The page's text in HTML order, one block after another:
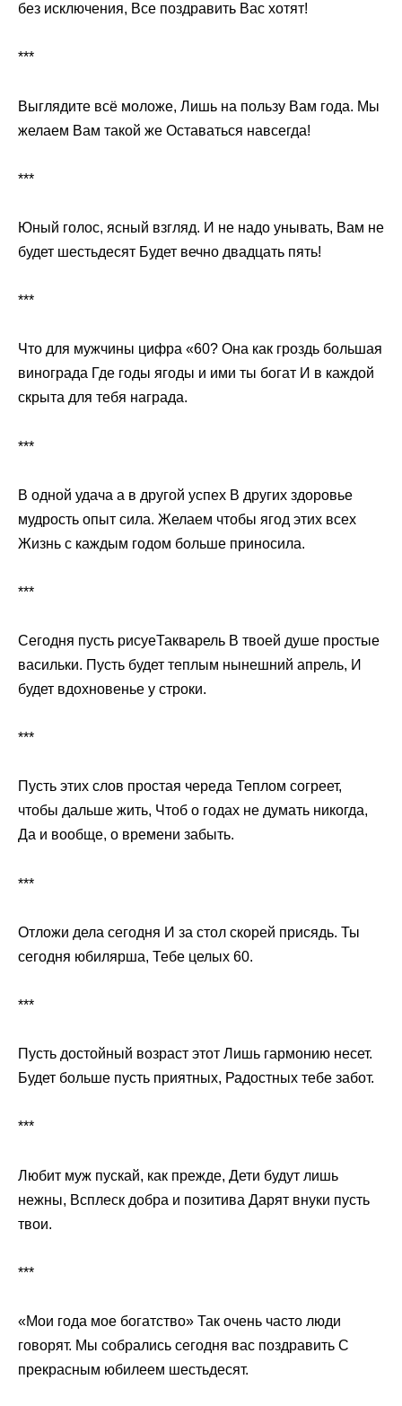
без исключения, Все поздравить Вас хотят!
***
Выглядите всё моложе, Лишь на пользу Вам года. Мы
желаем Вам такой же Оставаться навсегда!
***
Юный голос, ясный взгляд. И не надо унывать, Вам не
будет шестьдесят Будет вечно двадцать пять!
***
Что для мужчины цифра «60? Она как гроздь большая
винограда Где годы ягоды и ими ты богат И в каждой
скрыта для тебя награда.
***
В одной удача а в другой успех В других здоровье
мудрость опыт сила. Желаем чтобы ягод этих всех
Жизнь с каждым годом больше приносила.
***
Сегодня пусть рисуеТакварель В твоей душе простые
васильки. Пусть будет теплым нынешний апрель, И
будет вдохновенье у строки.
***
Пусть этих слов простая череда Теплом согреет,
чтобы дальше жить, Чтоб о годах не думать никогда,
Да и вообще, о времени забыть.
***
Отложи дела сегодня И за стол скорей присядь. Ты
сегодня юбилярша, Тебе целых 60.
***
Пусть достойный возраст этот Лишь гармонию несет.
Будет больше пусть приятных, Радостных тебе забот.
***
Любит муж пускай, как прежде, Дети будут лишь
нежны, Всплеск добра и позитива Дарят внуки пусть
твои.
***
«Мои года мое богатство» Так очень часто люди
говорят. Мы собрались сегодня вас поздравить С
прекрасным юбилеем шестьдесят.